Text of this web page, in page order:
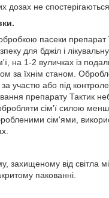
дозах не спостерігаються.
пасеки препарат
для бджіл і
на 1-2 вуличках із
за їхнім станом.
участю або під
препарату Тактик
сім'ї силою менш
сім'ями,
захищеному від світла
пакованні.